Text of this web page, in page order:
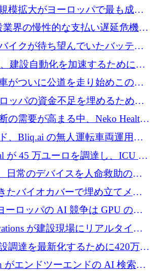
ルダムに根を張る
模拡大がヨーロッパで最も成功
生み出す、アントラー氏が発見
業界の慢性的な支払い遅延危機に
に 290 万ポンドを調達
イクが待ち望んでいたバッテリ
ワークを構築している
建設自動化を加速するためにシ
万ドルを確保
がついに公道を走り始めこの国
ドしようとしている
ッパの資金不足を埋めるために
450万ユーロを調達
の需要が高まる中、Neko Health
調達
、Bliq.ai の無人運転車両運用を
が 45 万ユーロを調達し、ICU の
グを自動化するための MDR 認
日常のデバイスを人命救助の救
変えるために 16 万 2,000 ユーロ
たバイオカバーで埋め立てメタ
万ドルを調達
ーロッパの AI 競争は GPU の所
決まると考える理由
が建設現場にリアルタイム
ェンスをもたらすために 400 万
調達を最新化するために420万ポ
がエンドツーエンドの AI 検索最